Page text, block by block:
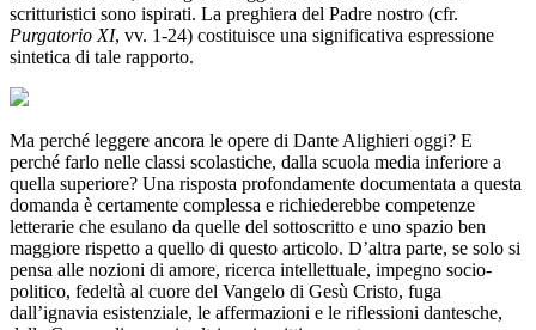
scritturistici sono ispirati. La preghiera del Padre nostro (cfr.
Purgatorio XI, vv. 1-24) costituisce una significativa espressione
sintetica di tale rapporto.
Ma perché leggere ancora le opere di Dante Alighieri oggi? E
perché farlo nelle classi scolastiche, dalla scuola media inferiore a
quella superiore? Una risposta profondamente documentata a questa
domanda è certamente complessa e richiederebbe competenze
letterarie che esulano da quelle del sottoscritto e uno spazio ben
maggiore rispetto a quello di questo articolo. D’altra parte, se solo si
pensa alle nozioni di amore, ricerca intellettuale, impegno socio-
politico, fedeltà al cuore del Vangelo di Gesù Cristo, fuga
dall’ignavia esistenziale, le affermazioni e le riflessioni dantesche,